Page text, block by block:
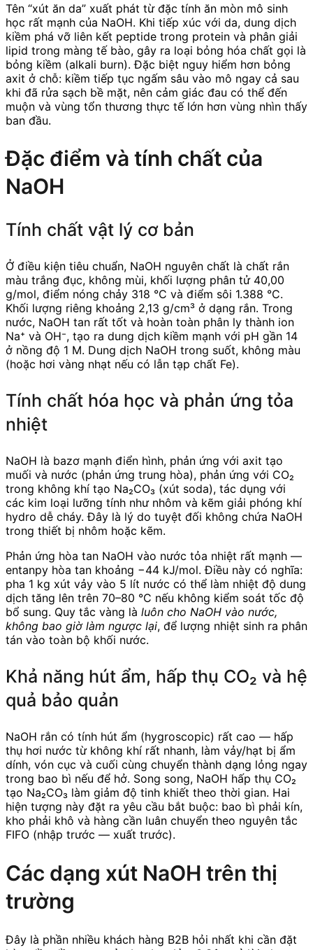
Tên “xút ăn da” xuất phát từ đặc tính ăn mòn mô sinh
học rất mạnh của NaOH. Khi tiếp xúc với da, dung dịch
kiềm phá vỡ liên kết peptide trong protein và phân giải
lipid trong màng tế bào, gây ra loại bỏng hóa chất gọi là
bỏng kiềm (alkali burn). Đặc biệt nguy hiểm hơn bỏng
axit ở chỗ: kiềm tiếp tục ngấm sâu vào mô ngay cả sau
khi đã rửa sạch bề mặt, nên cảm giác đau có thể đến
muộn và vùng tổn thương thực tế lớn hơn vùng nhìn thấy
ban đầu.
Đặc điểm và tính chất của
NaOH
Tính chất vật lý cơ bản
Ở điều kiện tiêu chuẩn, NaOH nguyên chất là chất rắn
màu trắng đục, không mùi, khối lượng phân tử 40,00
g/mol, điểm nóng chảy 318 °C và điểm sôi 1.388 °C.
Khối lượng riêng khoảng 2,13 g/cm³ ở dạng rắn. Trong
nước, NaOH tan rất tốt và hoàn toàn phân ly thành ion
Na⁺ và OH⁻, tạo ra dung dịch kiềm mạnh với pH gần 14
ở nồng độ 1 M. Dung dịch NaOH trong suốt, không màu
(hoặc hơi vàng nhạt nếu có lẫn tạp chất Fe).
Tính chất hóa học và phản ứng tỏa
nhiệt
NaOH là bazơ mạnh điển hình, phản ứng với axit tạo
muối và nước (phản ứng trung hòa), phản ứng với CO₂
trong không khí tạo Na₂CO₃ (xút soda), tác dụng với
các kim loại lưỡng tính như nhôm và kẽm giải phóng khí
hydro dễ cháy. Đây là lý do tuyệt đối không chứa NaOH
trong thiết bị nhôm hoặc kẽm.
Phản ứng hòa tan NaOH vào nước tỏa nhiệt rất mạnh —
entanpy hòa tan khoảng −44 kJ/mol. Điều này có nghĩa:
pha 1 kg xút vảy vào 5 lít nước có thể làm nhiệt độ dung
dịch tăng lên trên 70–80 °C nếu không kiểm soát tốc độ
bổ sung. Quy tắc vàng là luôn cho NaOH vào nước,
không bao giờ làm ngược lại, để lượng nhiệt sinh ra phân
tán vào toàn bộ khối nước.
Khả năng hút ẩm, hấp thụ CO₂ và hệ
quả bảo quản
NaOH rắn có tính hút ẩm (hygroscopic) rất cao — hấp
thụ hơi nước từ không khí rất nhanh, làm vảy/hạt bị ẩm
dính, vón cục và cuối cùng chuyển thành dạng lỏng ngay
trong bao bì nếu để hở. Song song, NaOH hấp thụ CO₂
tạo Na₂CO₃ làm giảm độ tinh khiết theo thời gian. Hai
hiện tượng này đặt ra yêu cầu bắt buộc: bao bì phải kín,
kho phải khô và hàng cần luân chuyển theo nguyên tắc
FIFO (nhập trước — xuất trước).
Các dạng xút NaOH trên thị
trường
Đây là phần nhiều khách hàng B2B hỏi nhất khi cần đặt